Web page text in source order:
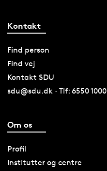
Kontakt
Find person
Find vej
Kontakt SDU
sdu@sdu.dk · Tlf: 6550 1000
Om os
Profil
Institutter og centre